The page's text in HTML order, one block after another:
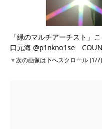
「緑のマルチアーチスト」
口元海 @p1nkno1se
▼次の画像は下へスクロール (1/7)